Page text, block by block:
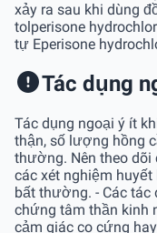
xảy ra sau khi dùng
tolperisone
tự Eperisone
Tác dụng
Tác dụng ngoại ý ít
thận, số lượng hồng
thường. Nên theo dõi
các xét nghiệm
bất thường. - Các tác
chứng tâm thần kinh
cảm giác co cứng